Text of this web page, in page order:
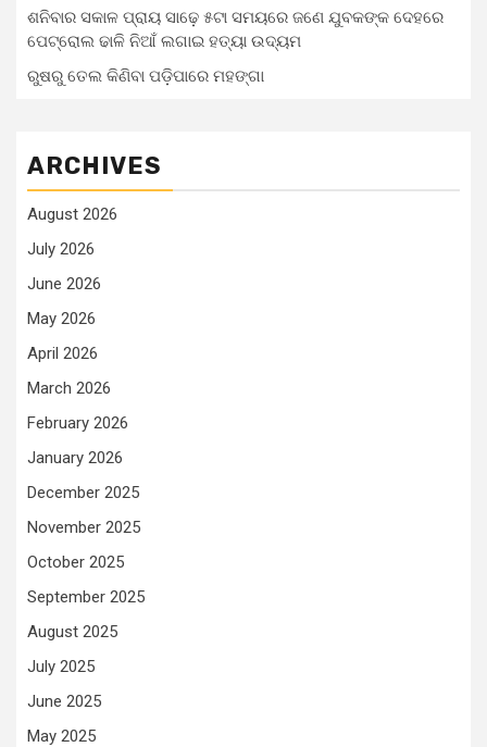
ଶନିବାର ସକାଳ ପ୍ରାୟ ସାଢ଼େ ୫ଟା ସମୟରେ ଜଣେ ଯୁବକଙ୍କ ଦେହରେ
ପେଟ୍ରୋଲ ଢାଳି ନିଆଁ ଲଗାଇ ହତ୍ୟା ଉଦ୍ୟମ
ରୁଷରୁ ତେଲ କିଣିବା ପଡ଼ିପାରେ ମହଙ୍ଗା
ARCHIVES
August 2026
July 2026
June 2026
May 2026
April 2026
March 2026
February 2026
January 2026
December 2025
November 2025
October 2025
September 2025
August 2025
July 2025
June 2025
May 2025